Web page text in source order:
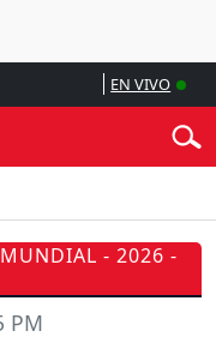
EN VIVO
- 2026 -
PM